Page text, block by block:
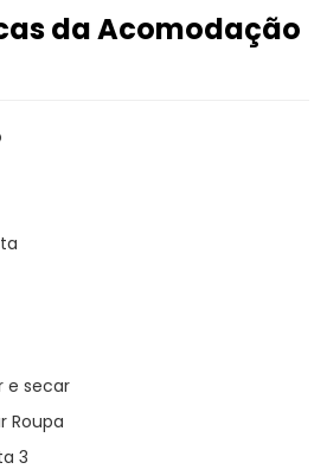
da Acomodação
e secar
Roupa
3